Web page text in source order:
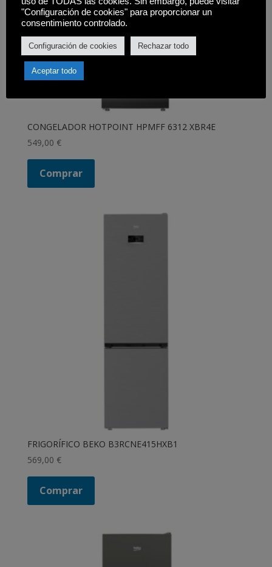
CONGELADOR HOTPOINT HPMFF 6312 XBR4E
549,00 €
Comprar
FRIGORÍFICO BEKO B3RCNE415HXB1
569,00 €
Comprar
"Configuración de cookies" para proporcionar un
consentimiento controlado.
Configuración de cookies Rechazar todo
Aceptar todo